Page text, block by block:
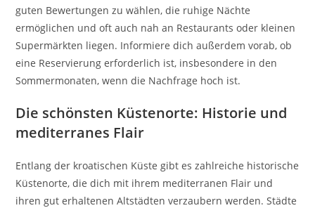
guten Bewertungen zu wählen, die ruhige Nächte
ermöglichen und oft auch nah an Restaurants oder kleinen
Supermärkten liegen. Informiere dich außerdem vorab, ob
eine Reservierung erforderlich ist, insbesondere in den
Sommermonaten, wenn die Nachfrage hoch ist.
Die schönsten Küstenorte: Historie und
mediterranes Flair
Entlang der kroatischen Küste gibt es zahlreiche historische
Küstenorte, die dich mit ihrem mediterranen Flair und
ihren gut erhaltenen Altstädten verzaubern werden. Städte